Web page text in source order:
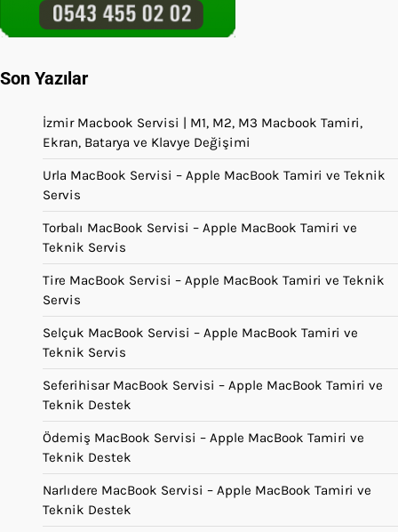
Son Yazılar
İzmir Macbook Servisi | M1, M2, M3 Macbook Tamiri,
Ekran, Batarya ve Klavye Değişimi
Urla MacBook Servisi – Apple MacBook Tamiri ve Teknik
Servis
Torbalı MacBook Servisi – Apple MacBook Tamiri ve
Teknik Servis
Tire MacBook Servisi – Apple MacBook Tamiri ve Teknik
Servis
Selçuk MacBook Servisi – Apple MacBook Tamiri ve
Teknik Servis
Seferihisar MacBook Servisi – Apple MacBook Tamiri ve
Teknik Destek
Ödemiş MacBook Servisi – Apple MacBook Tamiri ve
Teknik Destek
Narlıdere MacBook Servisi – Apple MacBook Tamiri ve
Teknik Destek